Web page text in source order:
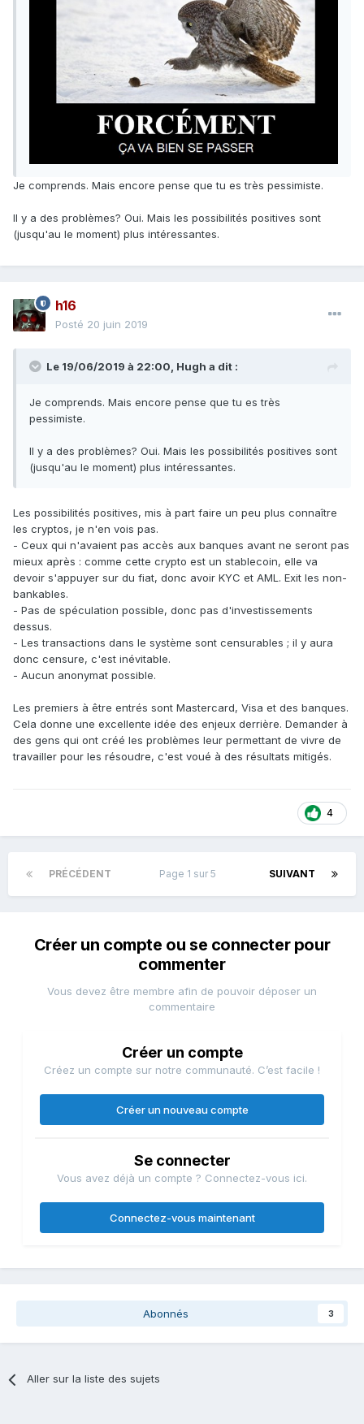
Je comprends. Mais encore pense que tu es très pessimiste.
Il y a des problèmes? Oui. Mais les possibilités positives sont
(jusqu'au le moment) plus intéressantes.
h16
Posté 20 juin 2019
Le 19/06/2019 à 22:00, Hugh a dit :
Je comprends. Mais encore pense que tu es très
pessimiste.
Il y a des problèmes? Oui. Mais les possibilités positives sont
(jusqu'au le moment) plus intéressantes.
Les possibilités positives, mis à part faire un peu plus connaître
les cryptos, je n'en vois pas.
- Ceux qui n'avaient pas accès aux banques avant ne seront pas
mieux après : comme cette crypto est un stablecoin, elle va
devoir s'appuyer sur du fiat, donc avoir KYC et AML. Exit les non-
bankables.
- Pas de spéculation possible, donc pas d'investissements
dessus.
- Les transactions dans le système sont censurables ; il y aura
donc censure, c'est inévitable.
- Aucun anonymat possible.
Les premiers à être entrés sont Mastercard, Visa et des banques.
Cela donne une excellente idée des enjeux derrière. Demander à
des gens qui ont créé les problèmes leur permettant de vivre de
travailler pour les résoudre, c'est voué à des résultats mitigés.
4
PRÉCÉDENT SUIVANT
Page 1 sur 5
Créer un compte ou se connecter pour
commenter
Vous devez être membre afin de pouvoir déposer un
commentaire
Créer un compte
Créez un compte sur notre communauté. C’est facile !
Créer un nouveau compte
Se connecter
Vous avez déjà un compte ? Connectez-vous ici.
Connectez-vous maintenant
Abonnés 3
Aller sur la liste des sujets